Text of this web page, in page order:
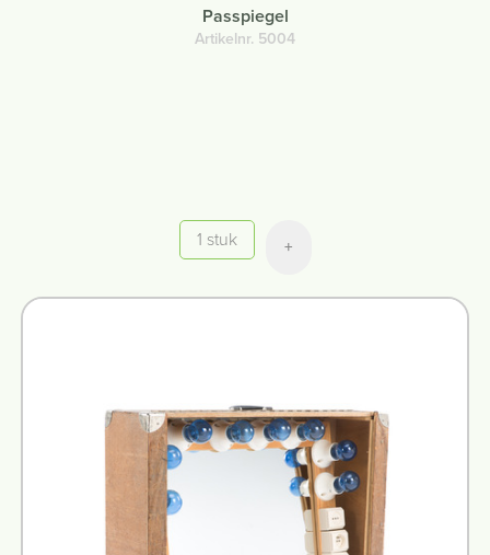
Passpiegel
Artikelnr. 5004
Aantal
+